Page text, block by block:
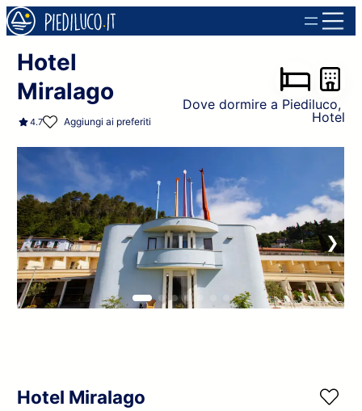
Hotel
Miralago
4.7 Aggiungi ai preferiti
Dove dormire a Piediluco ,
Hotel
Hotel Miralago